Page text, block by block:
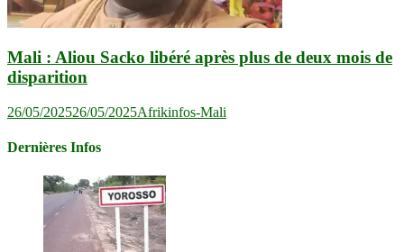
Mali : Aliou Sacko libéré après plus de deux mois de
disparition
26/05/202526/05/2025Afrikinfos-Mali
Dernières Infos